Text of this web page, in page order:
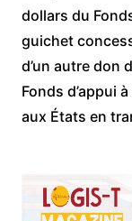
dollars du
guichet
d’un autre don
Fonds d’appui
aux États en